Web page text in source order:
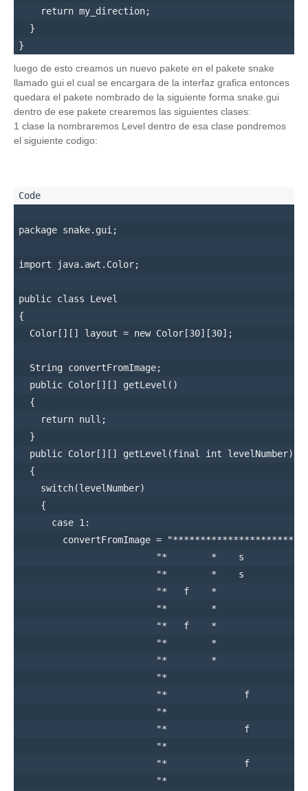
    return my_direction;
  }
luego de esto creamos un nuevo pakete en el pakete snake
llamado gui el cual se encargara de la interfaz grafica entonces
quedara el pakete nombrado de la siguiente forma snake.gui
dentro de ese pakete crearemos las siguientes clases:
1 clase la nombraremos Level dentro de esa clase pondremos
el siguiente codigo: